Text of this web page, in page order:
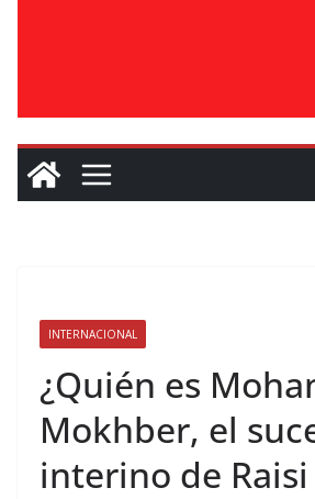
INTERNACIONAL
¿Quién es
Mokhber, el
interino de